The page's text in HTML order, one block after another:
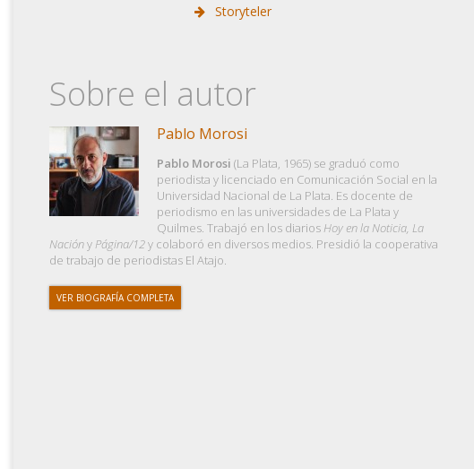
Storyteler
Sobre el autor
Pablo Morosi
Pablo Morosi (La Plata, 1965) se graduó como
periodista y licenciado en Comunicación Social en la
Universidad Nacional de La Plata. Es docente de
periodismo en las universidades de La Plata y
Quilmes. Trabajó en los diariosHoy en la Noticia, La
NaciónyPágina/12y colaboró en diversos medios. Presidió la cooperativa
de trabajo de periodistas El Atajo.
VER BIOGRAFÍA COMPLETA